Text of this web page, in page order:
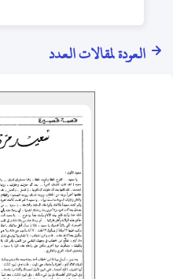
العودة لمقالات العدد